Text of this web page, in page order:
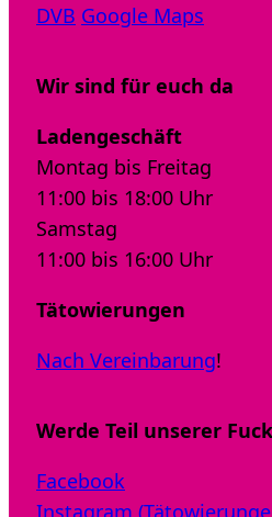
DVB Google Maps
Wir sind für euch da
Ladengeschäft
Montag bis Freitag
11:00 bis 18:00 Uhr
Samstag
11:00 bis 16:00 Uhr
Tätowierungen
Nach Vereinbarung!
Werde Teil unserer
Facebook
Instagram